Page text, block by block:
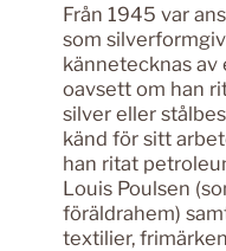
Från 1945 var
som
kännetecknas
oavsett om han
silver eller
känd för sitt
han ritat
Louis Poulsen
föräldrahem)
textilier,